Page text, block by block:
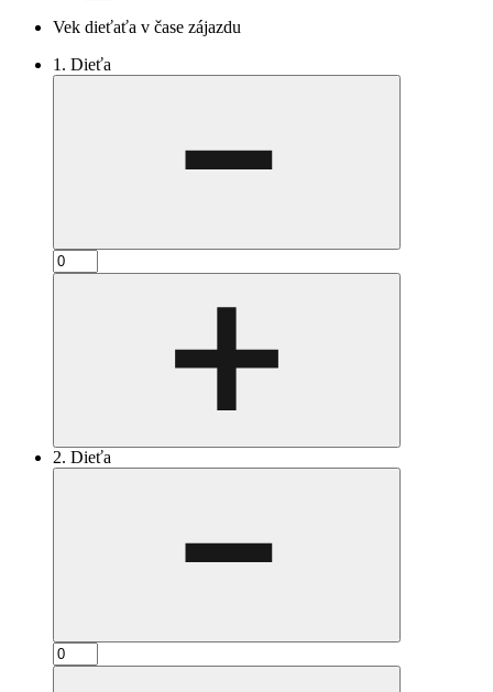
Vek dieťaťa v čase zájazdu
1. Dieťa
2. Dieťa